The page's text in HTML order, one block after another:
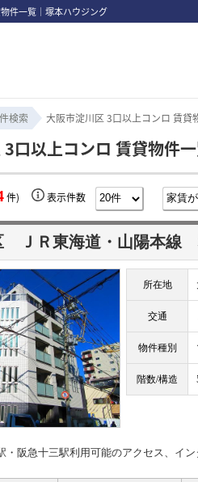
件一覧｜塚本ハウジング
検索 大阪市淀川区 3口以上コンロ 賃貸
口以上コンロ 賃貸物件
件) 表示件数
ＪＲ東海道・山陽本線
所在地
交通
物件種別
階数/構造
・阪急十三駅利用可能のアクセス、イ